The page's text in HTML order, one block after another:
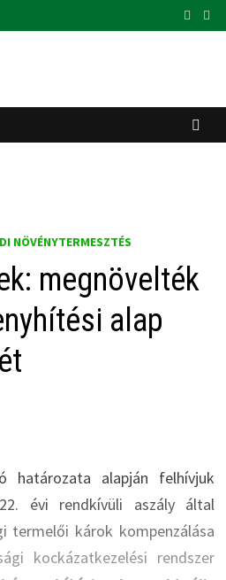
NÖVÉNYTERMESZTÉS
megnövelték
alap
határozata alapján felhívjuk
évi rendkívüli aszály által
termelői károk kompenzálása
kockázatkezelési rendszer